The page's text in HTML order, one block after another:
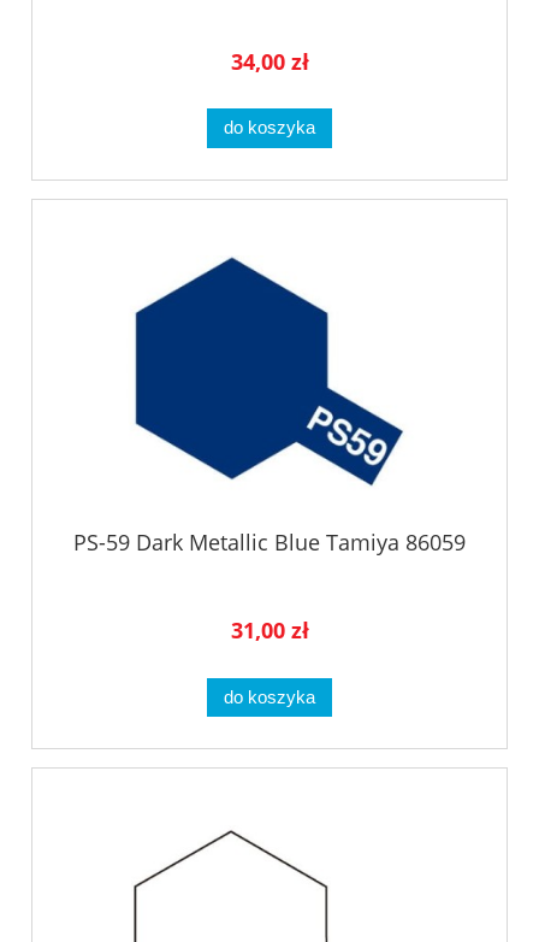
34,00 zł
do koszyka
PS-59 Dark Metallic Blue Tamiya 86059
31,00 zł
do koszyka